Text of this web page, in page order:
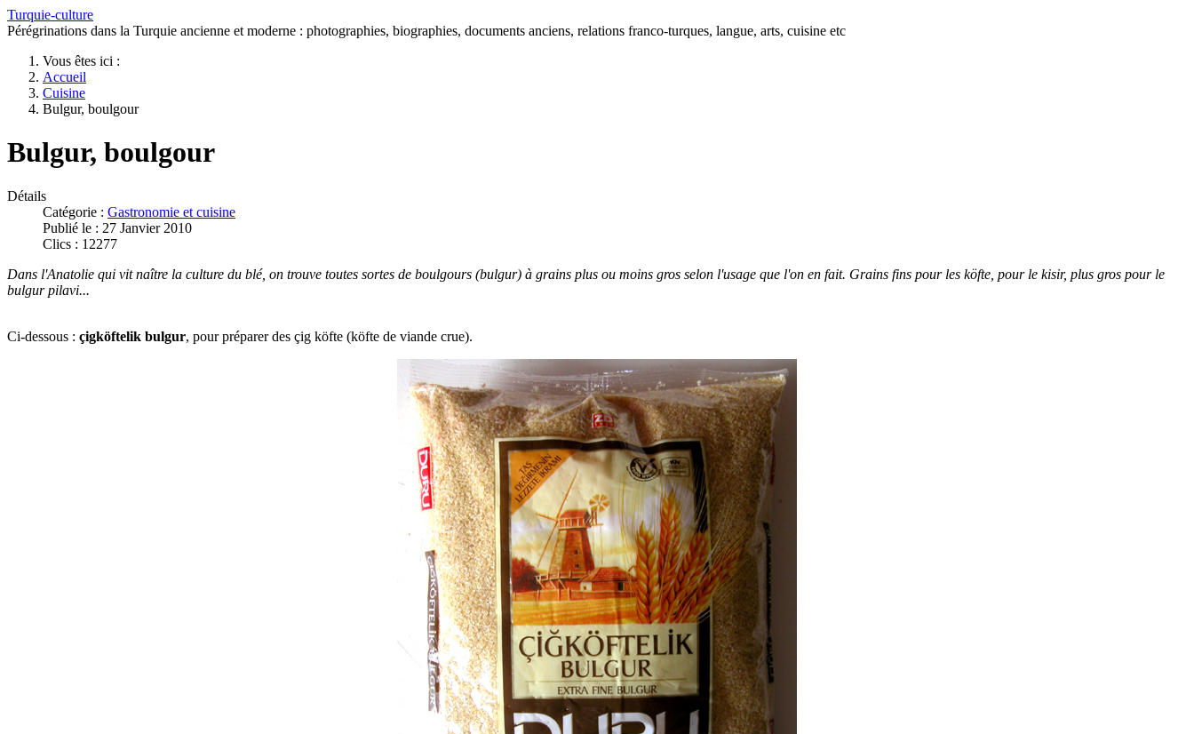
Turquie-culture
Pérégrinations dans la Turquie ancienne et moderne : photographies, biographies, documents anciens, relations franco-turques, langue, arts, cuisine etc
Vous êtes ici :
Accueil
Cuisine
Bulgur, boulgour
Bulgur, boulgour
Détails
Catégorie : Gastronomie et cuisine
Publié le : 27 Janvier 2010
Clics : 12277
Dans l'Anatolie qui vit naître la culture du blé, on trouve toutes sortes de boulgours (bulgur) à grains plus ou moins gros selon l'usage que l'on en fait. Grains fins pour les köfte, pour le kisir, plus gros pour le
bulgur pilavi...
Ci-dessous : çigköftelik bulgur, pour préparer des çig köfte (köfte de viande crue).